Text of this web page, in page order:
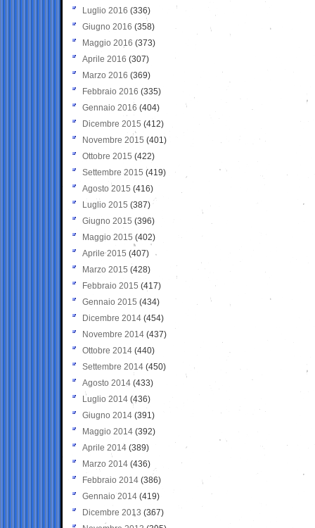
Luglio 2016 (336)
Giugno 2016 (358)
Maggio 2016 (373)
Aprile 2016 (307)
Marzo 2016 (369)
Febbraio 2016 (335)
Gennaio 2016 (404)
Dicembre 2015 (412)
Novembre 2015 (401)
Ottobre 2015 (422)
Settembre 2015 (419)
Agosto 2015 (416)
Luglio 2015 (387)
Giugno 2015 (396)
Maggio 2015 (402)
Aprile 2015 (407)
Marzo 2015 (428)
Febbraio 2015 (417)
Gennaio 2015 (434)
Dicembre 2014 (454)
Novembre 2014 (437)
Ottobre 2014 (440)
Settembre 2014 (450)
Agosto 2014 (433)
Luglio 2014 (436)
Giugno 2014 (391)
Maggio 2014 (392)
Aprile 2014 (389)
Marzo 2014 (436)
Febbraio 2014 (386)
Gennaio 2014 (419)
Dicembre 2013 (367)